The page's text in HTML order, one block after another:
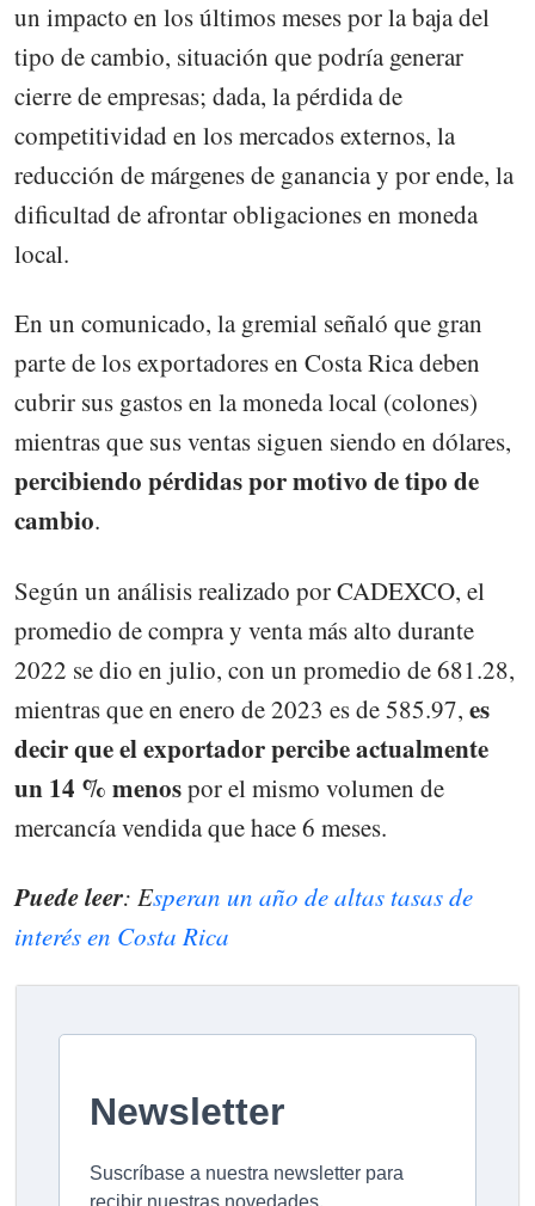
un impacto en los últimos meses por la baja del
tipo de cambio, situación que podría generar
cierre de empresas; dada, la pérdida de
competitividad en los mercados externos, la
reducción de márgenes de ganancia y por ende, la
dificultad de afrontar obligaciones en moneda
local.
En un comunicado, la gremial señaló que gran
parte de los exportadores en Costa Rica deben
cubrir sus gastos en la moneda local (colones)
mientras que sus ventas siguen siendo en dólares,
percibiendo pérdidas por motivo de tipo de
cambio.
Según un análisis realizado por CADEXCO, el
promedio de compra y venta más alto durante
2022 se dio en julio, con un promedio de 681.28,
mientras que en enero de 2023 es de 585.97, es
decir que el exportador percibe actualmente
un 14 % menospor el mismo volumen de
mercancía vendida que hace 6 meses.
Puede leer: Esperan un año de altas tasas de
interés en Costa Rica